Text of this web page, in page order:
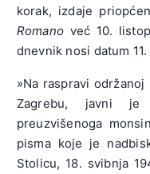
korak, izdaje
Romano već 10.
dnevnik nosi datum
»Na raspravi
Zagrebu, javni
preuzvišenoga
pisma koje je
Stolicu, 18. svibnja